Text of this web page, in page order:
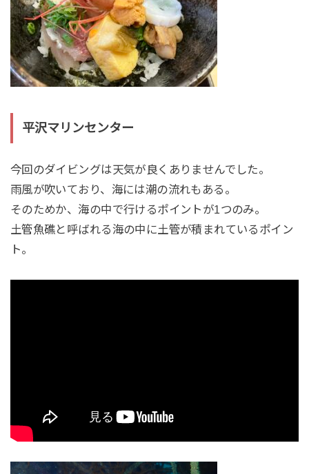
平沢マリンセンター
今回のダイビングは天気が良くありませんでした。
雨風が吹いており、海には潮の流れもある。
そのためか、海の中で行けるポイントが1つのみ。
土管魚礁と呼ばれる海の中に土管が積まれているポイン
ト。